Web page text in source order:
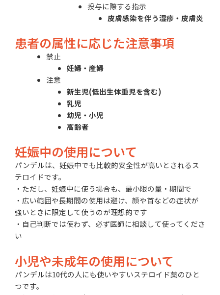
投与に際する指示
皮膚感染を伴う湿疹・皮膚炎
患者の属性に応じた注意事項
禁止
妊婦・産婦
注意
新生児(低出生体重児を含む)
乳児
幼児・小児
高齢者
妊娠中の使用について
パンデルは、妊娠中でも比較的安全性が高いとされるス
テロイドです。
・ただし、妊娠中に使う場合も、最小限の量・期間で
・広い範囲や長期間の使用は避け、顔や首などの症状が
強いときに限定して使うのが理想的です
・自己判断では使わず、必ず医師に相談して使ってくださ
い
小児や未成年の使用について
パンデルは10代の人にも使いやすいステロイド薬のひと
つです。